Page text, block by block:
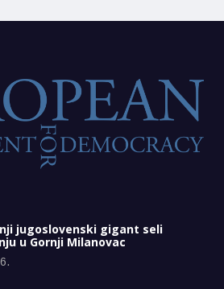
jugoslovenski gigant seli
u Gornji Milanovac